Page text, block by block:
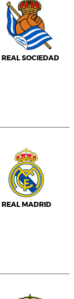
REAL SOCIEDAD
REAL MADRID